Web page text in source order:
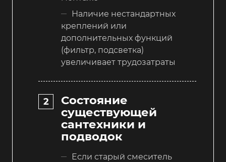
Наличие нестандартных
креплений или
дополнительных функций
(фильтр, подсветка)
увеличивает трудозатраты
Состояние
существующей
сантехники и
подводок
Если старый смеситель